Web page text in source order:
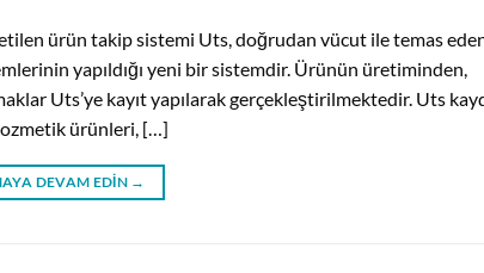
ürün takip sistemi Uts, doğrudan vücut ile temas
yapıldığı yeni bir sistemdir. Ürünün üretiminden,
Uts’ye kayıt yapılarak gerçekleştirilmektedir. Uts
ürünleri, […]
DEVAM EDIN →